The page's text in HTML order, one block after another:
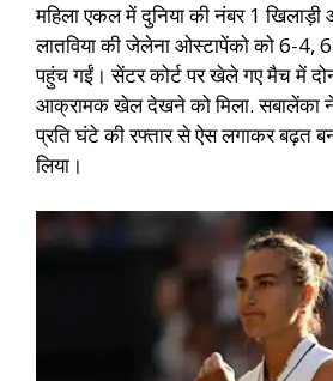
महिला एकल में दुनिया की नंबर 1 खिलाड़ी
लातविया की जेलेना ओस्टापेंको को 6-4,
पहुंच गईं। सेंटर कोर्ट पर खेले गए मैच में
आक्रामक खेल देखने को मिला. सबालेंका
प्रति घंटे की रफ्तार से ऐस लगाकर बढ़त
लिया।